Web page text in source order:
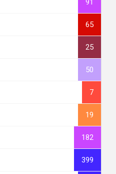
91
65
25
50
7
19
182
399